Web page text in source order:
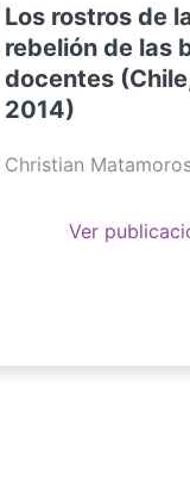
Los rostros de
rebelión de las
docentes
2014)
Christian
Ver